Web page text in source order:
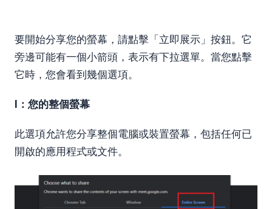
要開始分享您的螢幕，請點擊「立即展示」按鈕。它
旁邊可能有一個小箭頭，表示有下拉選單。當您點擊
它時，您會看到幾個選項。
I：您的整個螢幕
此選項允許您分享整個電腦或裝置螢幕，包括任何已
開啟的應用程式或文件。